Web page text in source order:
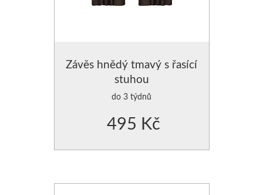
Závěs hnědý tmavý s řasící
stuhou
do 3 týdnů
495 Kč